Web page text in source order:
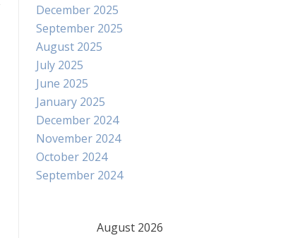
December 2025
September 2025
August 2025
July 2025
June 2025
January 2025
December 2024
November 2024
October 2024
September 2024
August 2026